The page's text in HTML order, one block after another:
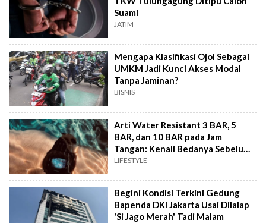
Suami
JATIM
Mengapa Klasifikasi Ojol Sebagai
UMKM Jadi Kunci Akses Modal
Tanpa Jaminan?
BISNIS
Arti Water Resistant 3 BAR, 5
BAR, dan 10 BAR pada Jam
Tangan: Kenali Bedanya Sebelum
Beli
LIFESTYLE
Begini Kondisi Terkini Gedung
Bapenda DKI Jakarta Usai Dilalap
'Si Jago Merah' Tadi Malam